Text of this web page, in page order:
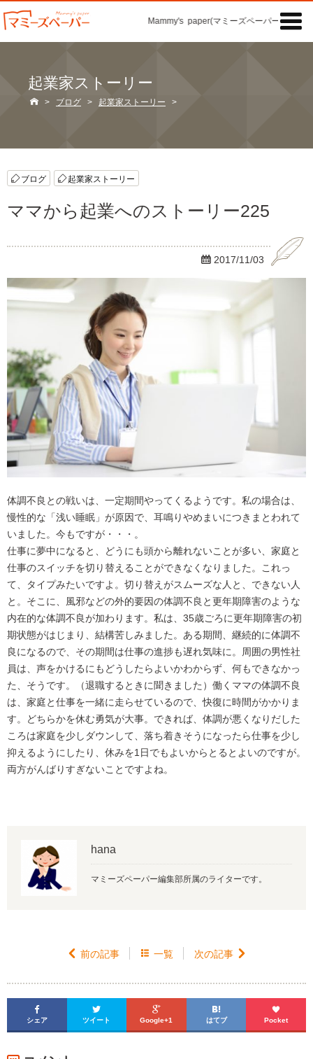
Mammy's paper(マミーズペーパー)の「記事

起業家ストーリー
 > ブログ > 起業家ストーリー >
ブログ 起業家ストーリー
ママから起業へのストーリー225
 2017/11/03
体調不良との戦いは、一定期間やってくるようです。私の場合は、
慢性的な「浅い睡眠」が原因で、耳鳴りやめまいにつきまとわれて
いました。今もですが・・・。
仕事に夢中になると、どうにも頭から離れないことが多い、家庭と
仕事のスイッチを切り替えることができなくなりました。これっ
て、タイプみたいですよ。切り替えがスムーズな人と、できない人
と。そこに、風邪などの外的要因の体調不良と更年期障害のような
内在的な体調不良が加わります。私は、35歳ごろに更年期障害の初
期状態がはじまり、結構苦しみました。ある期間、継続的に体調不
良になるので、その期間は仕事の進捗も遅れ気味に。周囲の男性社
員は、声をかけるにもどうしたらよいかわからず、何もできなかっ
た、そうです。（退職するときに聞きました）働くママの体調不良
は、家庭と仕事を一緒に走らせているので、快復に時間がかかりま
す。どちらかを休む勇気が大事。できれば、体調が悪くなりだした
ころは家庭を少しダウンして、落ち着きそうになったら仕事を少し
抑えるようにしたり、休みを1日でもよいからとるとよいのですが。
両方がんばりすぎないことですよね。
hana
マミーズペーパー編集部所属のライターです。
 前の記事  一覧 次の記事 

シェア

ツイート

Google+1

はてブ

Pocket